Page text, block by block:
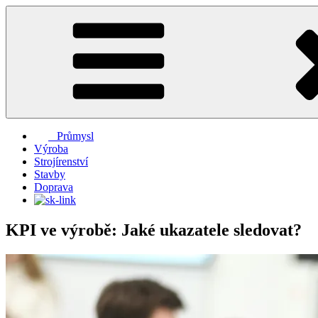
Přejít
Průmysl
Výroba
Strojírenství
Stavby
Doprava
KPI ve výrobě: Jaké ukazatele sledovat?